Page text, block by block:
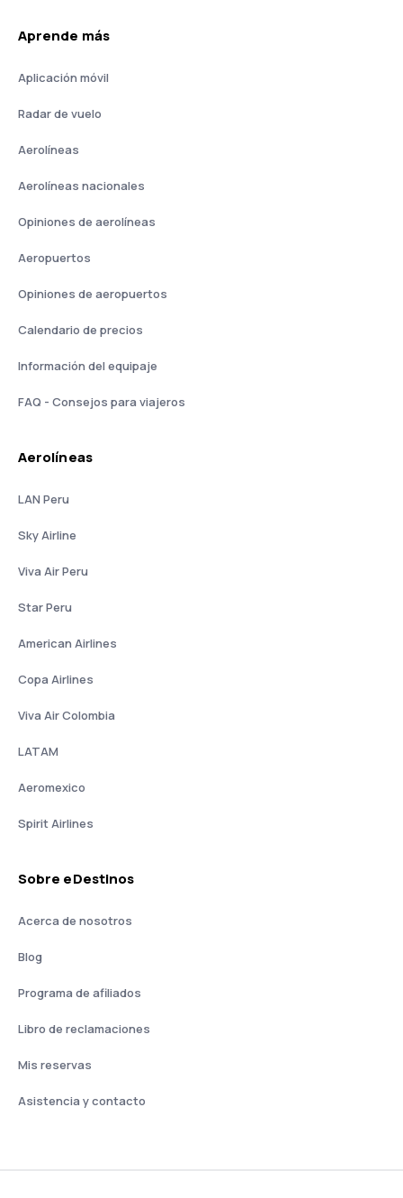
Aprende más
Aplicación móvil
Radar de vuelo
Aerolíneas
Aerolíneas nacionales
Opiniones de aerolíneas
Aeropuertos
Opiniones de aeropuertos
Calendario de precios
Información del equipaje
FAQ - Consejos para viajeros
Aerolíneas
LAN Peru
Sky Airline
Viva Air Peru
Star Peru
American Airlines
Copa Airlines
Viva Air Colombia
LATAM
Aeromexico
Spirit Airlines
Sobre eDestinos
Acerca de nosotros
Blog
Programa de afiliados
Libro de reclamaciones
Mis reservas
Asistencia y contacto